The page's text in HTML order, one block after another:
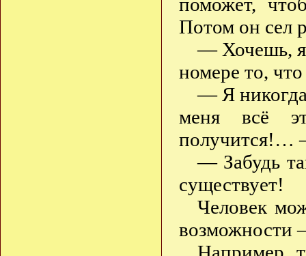
Потом он сел
— Хочешь, я
номере то,
— Я
меня всё
получится!…
— Забудь
существует!
Человек
возможности